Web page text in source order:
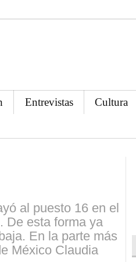
Entrevistas Cultura
al puesto 16 en el
De esta forma ya
En la parte más
México Claudia